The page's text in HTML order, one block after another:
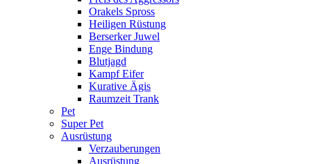
Orakels Spross
Heiligen Rüstung
Berserker Juwel
Enge Bindung
Blutjagd
Kampf Eifer
Kurative Ägis
Raumzeit Trank
Pet
Super Pet
Ausrüstung
Verzauberungen
Ausrüstung